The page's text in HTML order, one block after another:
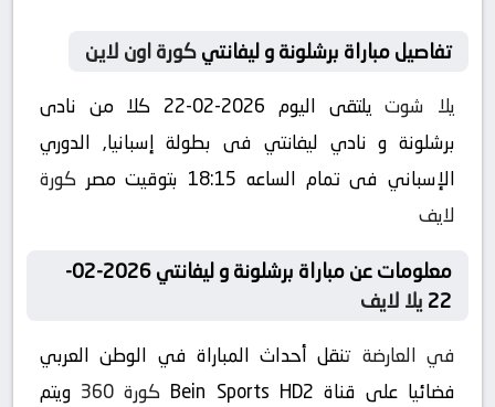
تفاصيل مباراة برشلونة و ليفانتيكورة اون لاين
يلا شوت
يلتقى اليوم 2026-02-22 كلا من نادى
برشلونة و نادي ليفانتي فى بطولة إسبانيا, الدوري
الإسباني فى تمام الساعه 18:15 بتوقيت مصر
كورة
لايف
معلومات عن مباراة برشلونة و ليفانتي 2026-02-
22 يلا لايف
في العارضة تنقل أحداث المباراة في الوطن العربي
فضائيا على قناة Bein Sports HD2
كورة 360
ويتم